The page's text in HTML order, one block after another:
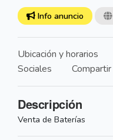
Info anuncio
Ubicación y horarios
Sociales
Compartir
Descripción
Venta de Baterías